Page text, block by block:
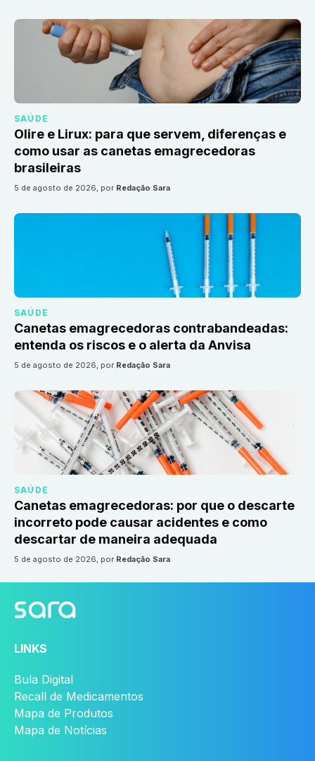
SAÚDE
Olire e Lirux: para que servem, diferenças e
como usar as canetas emagrecedoras
brasileiras
5 de agosto de 2026, por Redação Sara
SAÚDE
Canetas emagrecedoras contrabandeadas:
entenda os riscos e o alerta da Anvisa
5 de agosto de 2026, por Redação Sara
SAÚDE
Canetas emagrecedoras: por que o descarte
incorreto pode causar acidentes e como
descartar de maneira adequada
5 de agosto de 2026, por Redação Sara
LINKS
Bula Digital
Recall de Medicamentos
Mapa de Produtos
Mapa de Notícias